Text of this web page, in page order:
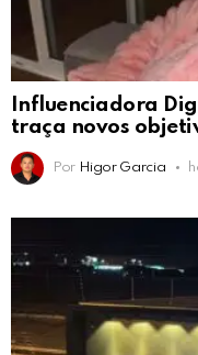
Influenciadora
traça novos
Por Higor Garcia